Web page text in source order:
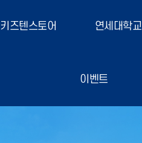
키즈텐스토어 연세대학교
이벤트